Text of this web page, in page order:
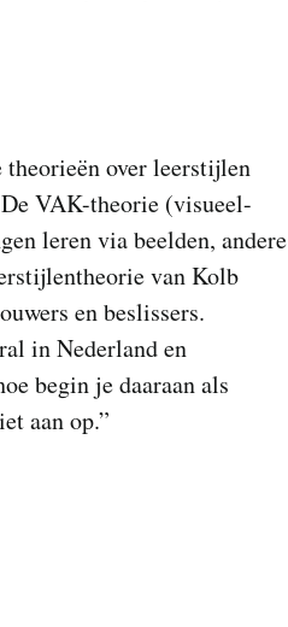
over leerstijlen
VAK-theorie (visueel-
leren via beelden, andere
van Kolb
en beslissers.
in Nederland en
begin je daaraan als
aan op.”